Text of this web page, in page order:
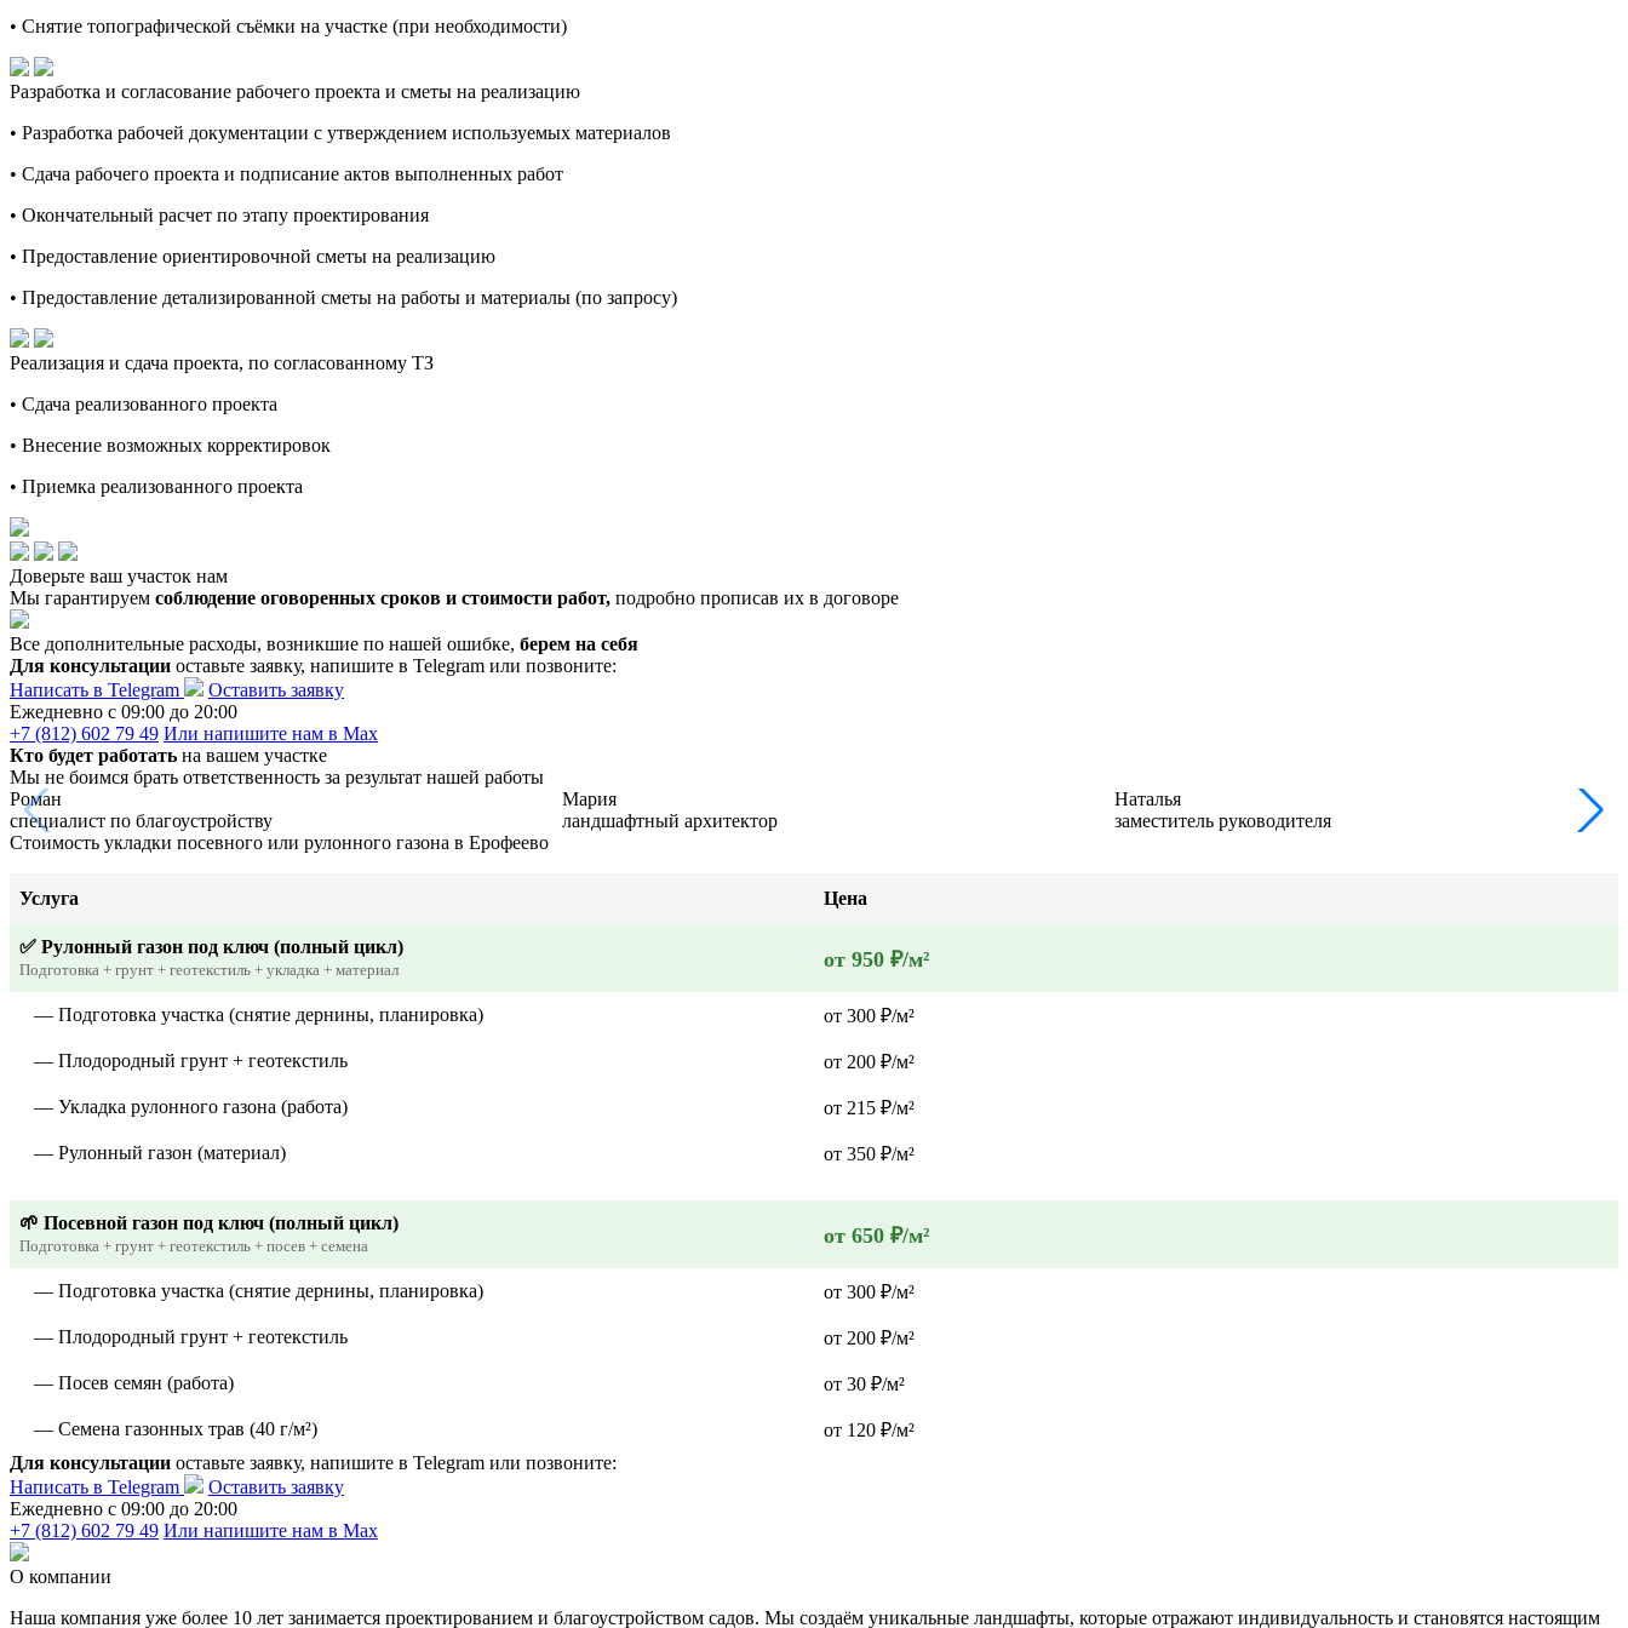
• Снятие топографической съёмки на участке (при необходимости)
Разработка и согласование рабочего проекта и сметы на реализацию
• Разработка рабочей документации с утверждением используемых материалов
• Сдача рабочего проекта и подписание актов выполненных работ
• Окончательный расчет по этапу проектирования
• Предоставление ориентировочной сметы на реализацию
• Предоставление детализированной сметы на работы и материалы (по запросу)
Реализация и сдача проекта, по согласованному ТЗ
• Сдача реализованного проекта
• Внесение возможных корректировок
• Приемка реализованного проекта
Доверьте ваш участок нам
Мы гарантируем соблюдение оговоренных сроков и стоимости работ, подробно прописав их в договоре
Все дополнительные расходы, возникшие по нашей ошибке, берем на себя
Для консультации оставьте заявку, напишите в Telegram или позвоните:
Написать в Telegram
Оставить заявку
Ежедневно c 09:00 до 20:00
+7 (812) 602 79 49 Или напишите нам в Max
Кто будет работать на вашем участке
Мы не боимся брать ответственность за результат нашей работы
Роман
специалист по благоустройству
Мария
ландшафтный архитектор
Наталья
заместитель руководителя
Стоимость укладки посевного или рулонного газона в Ерофеево
Услуга Цена
✅ Рулонный газон под ключ (полный цикл)
Подготовка + грунт + геотекстиль + укладка + материал от 950 ₽/м²
— Подготовка участка (снятие дернины, планировка) от 300 ₽/м²
— Плодородный грунт + геотекстиль от 200 ₽/м²
— Укладка рулонного газона (работа) от 215 ₽/м²
— Рулонный газон (материал) от 350 ₽/м²
🌱 Посевной газон под ключ (полный цикл)
Подготовка + грунт + геотекстиль + посев + семена от 650 ₽/м²
— Подготовка участка (снятие дернины, планировка) от 300 ₽/м²
— Плодородный грунт + геотекстиль от 200 ₽/м²
— Посев семян (работа) от 30 ₽/м²
— Семена газонных трав (40 г/м²)
от 120 ₽/м²
Для консультации оставьте заявку, напишите в Telegram или позвоните:
Написать в Telegram
Оставить заявку
Ежедневно c 09:00 до 20:00
+7 (812) 602 79 49 Или напишите нам в Max
О компании
Наша компания уже более 10 лет занимается проектированием и благоустройством садов. Мы создаём уникальные ландшафты, которые отражают индивидуальность и становятся настоящим